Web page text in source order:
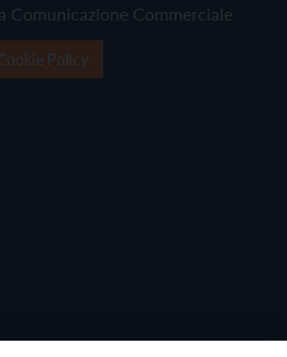
Comunicazione Commerciale